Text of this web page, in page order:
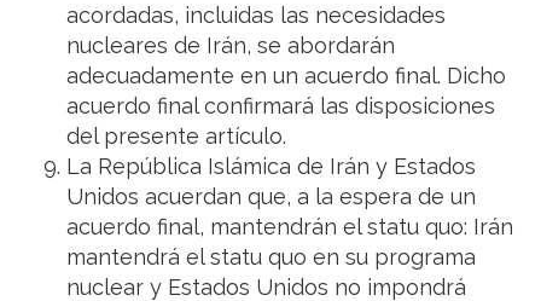
acordadas, incluidas las necesidades
nucleares de Irán, se abordarán
adecuadamente en un acuerdo final. Dicho
acuerdo final confirmará las disposiciones
del presente artículo.
La República Islámica de Irán y Estados
Unidos acuerdan que, a la espera de un
acuerdo final, mantendrán el statu quo: Irán
mantendrá el statu quo en su programa
nuclear y Estados Unidos no impondrá